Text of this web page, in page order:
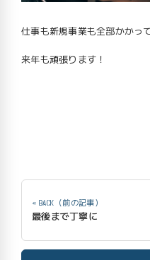
仕事も新規事業も全部かかっ
来年も頑張ります！
« BACK（前の記事）
最後まで丁寧に